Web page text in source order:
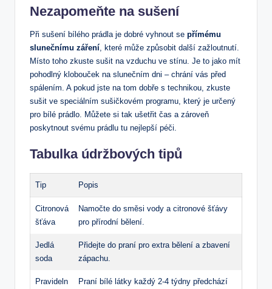
Nezapomeňte na sušení
Při sušení bílého prádla je dobré vyhnout se přímému
slunečnímu záření , které může způsobit další zažloutnutí.
Místo toho zkuste sušit na vzduchu ve stínu. Je to jako mít
pohodlný klobouček na slunečním dni – chrání vás před
spálením. A pokud jste na tom dobře s technikou, zkuste
sušit ve speciálním sušičkovém programu, který je určený
pro bílé prádlo. Můžete si tak ušetřit čas a zároveň
poskytnout svému prádlu tu nejlepší péči.
Tabulka údržbových tipů
Tip Popis
Citronová
šťáva
Namočte do směsi vody a citronové šťávy
pro přírodní bělení.
Jedlá
soda
Přidejte do praní pro extra bělení a zbavení
zápachu.
Pravideln
Praní bílé látky každý 2-4 týdny předchází